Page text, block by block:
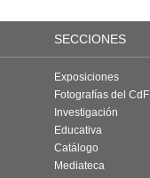
SECCIONES
Exposiciones
Fotografías del CdF
Investigación
Educativa
Catálogo
Mediateca